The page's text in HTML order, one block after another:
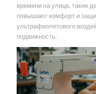
времени на улице, такие
повышают комфорт и
ультрафиолетового
подвижность.